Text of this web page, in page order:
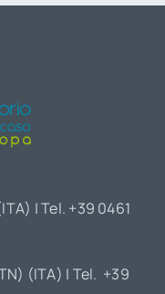
| Tel. +39 0461
(ITA) | Tel. +39